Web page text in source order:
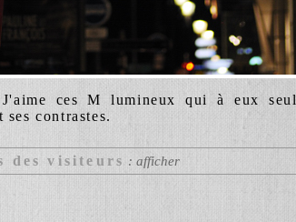
ces M lumineux qui à eux
ses contrastes.
des visiteurs : afficher